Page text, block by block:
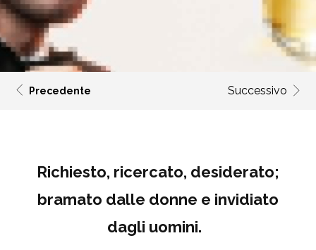
Precedente Successivo
Richiesto, ricercato, desiderato;
bramato dalle donne e invidiato
dagli uomini.